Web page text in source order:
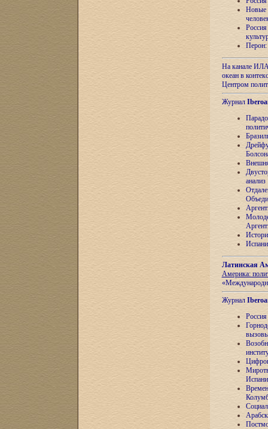
Новые
Перон:
На канале
океан в
Центром
Журнал
анализ
Латинская
Америка:
Журнал